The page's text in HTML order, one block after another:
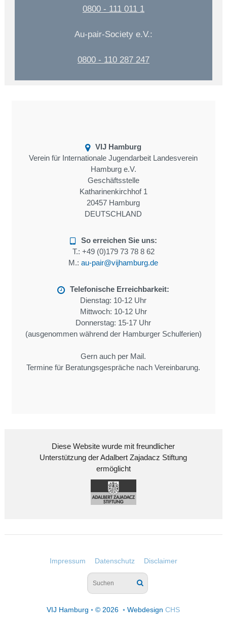
0800 - 111 011 1
Au-pair-Society e.V.:
0800 - 110 287 247
VIJ Hamburg
Verein für Internationale Jugendarbeit Landesverein
Hamburg e.V.
Geschäftsstelle
Katharinenkirchhof 1
20457 Hamburg
DEUTSCHLAND
So erreichen Sie uns:
T.: +49 (0)179 73 78 8 62
M.:au-pair@vijhamburg.de
Telefonische Erreichbarkeit:
Dienstag: 10-12 Uhr
Mittwoch: 10-12 Uhr
Donnerstag: 15-17 Uhr
(ausgenommen während der Hamburger Schulferien)
Gern auch per Mail.
Termine für Beratungsgespräche nach Vereinbarung.
Diese Website wurde mit freundlicher
Unterstützung der Adalbert Zajadacz Stiftung
ermöglicht
Impressum Datenschutz Disclaimer
VIJ Hamburg ◦ © 2026 ◦ WebdesignCHS